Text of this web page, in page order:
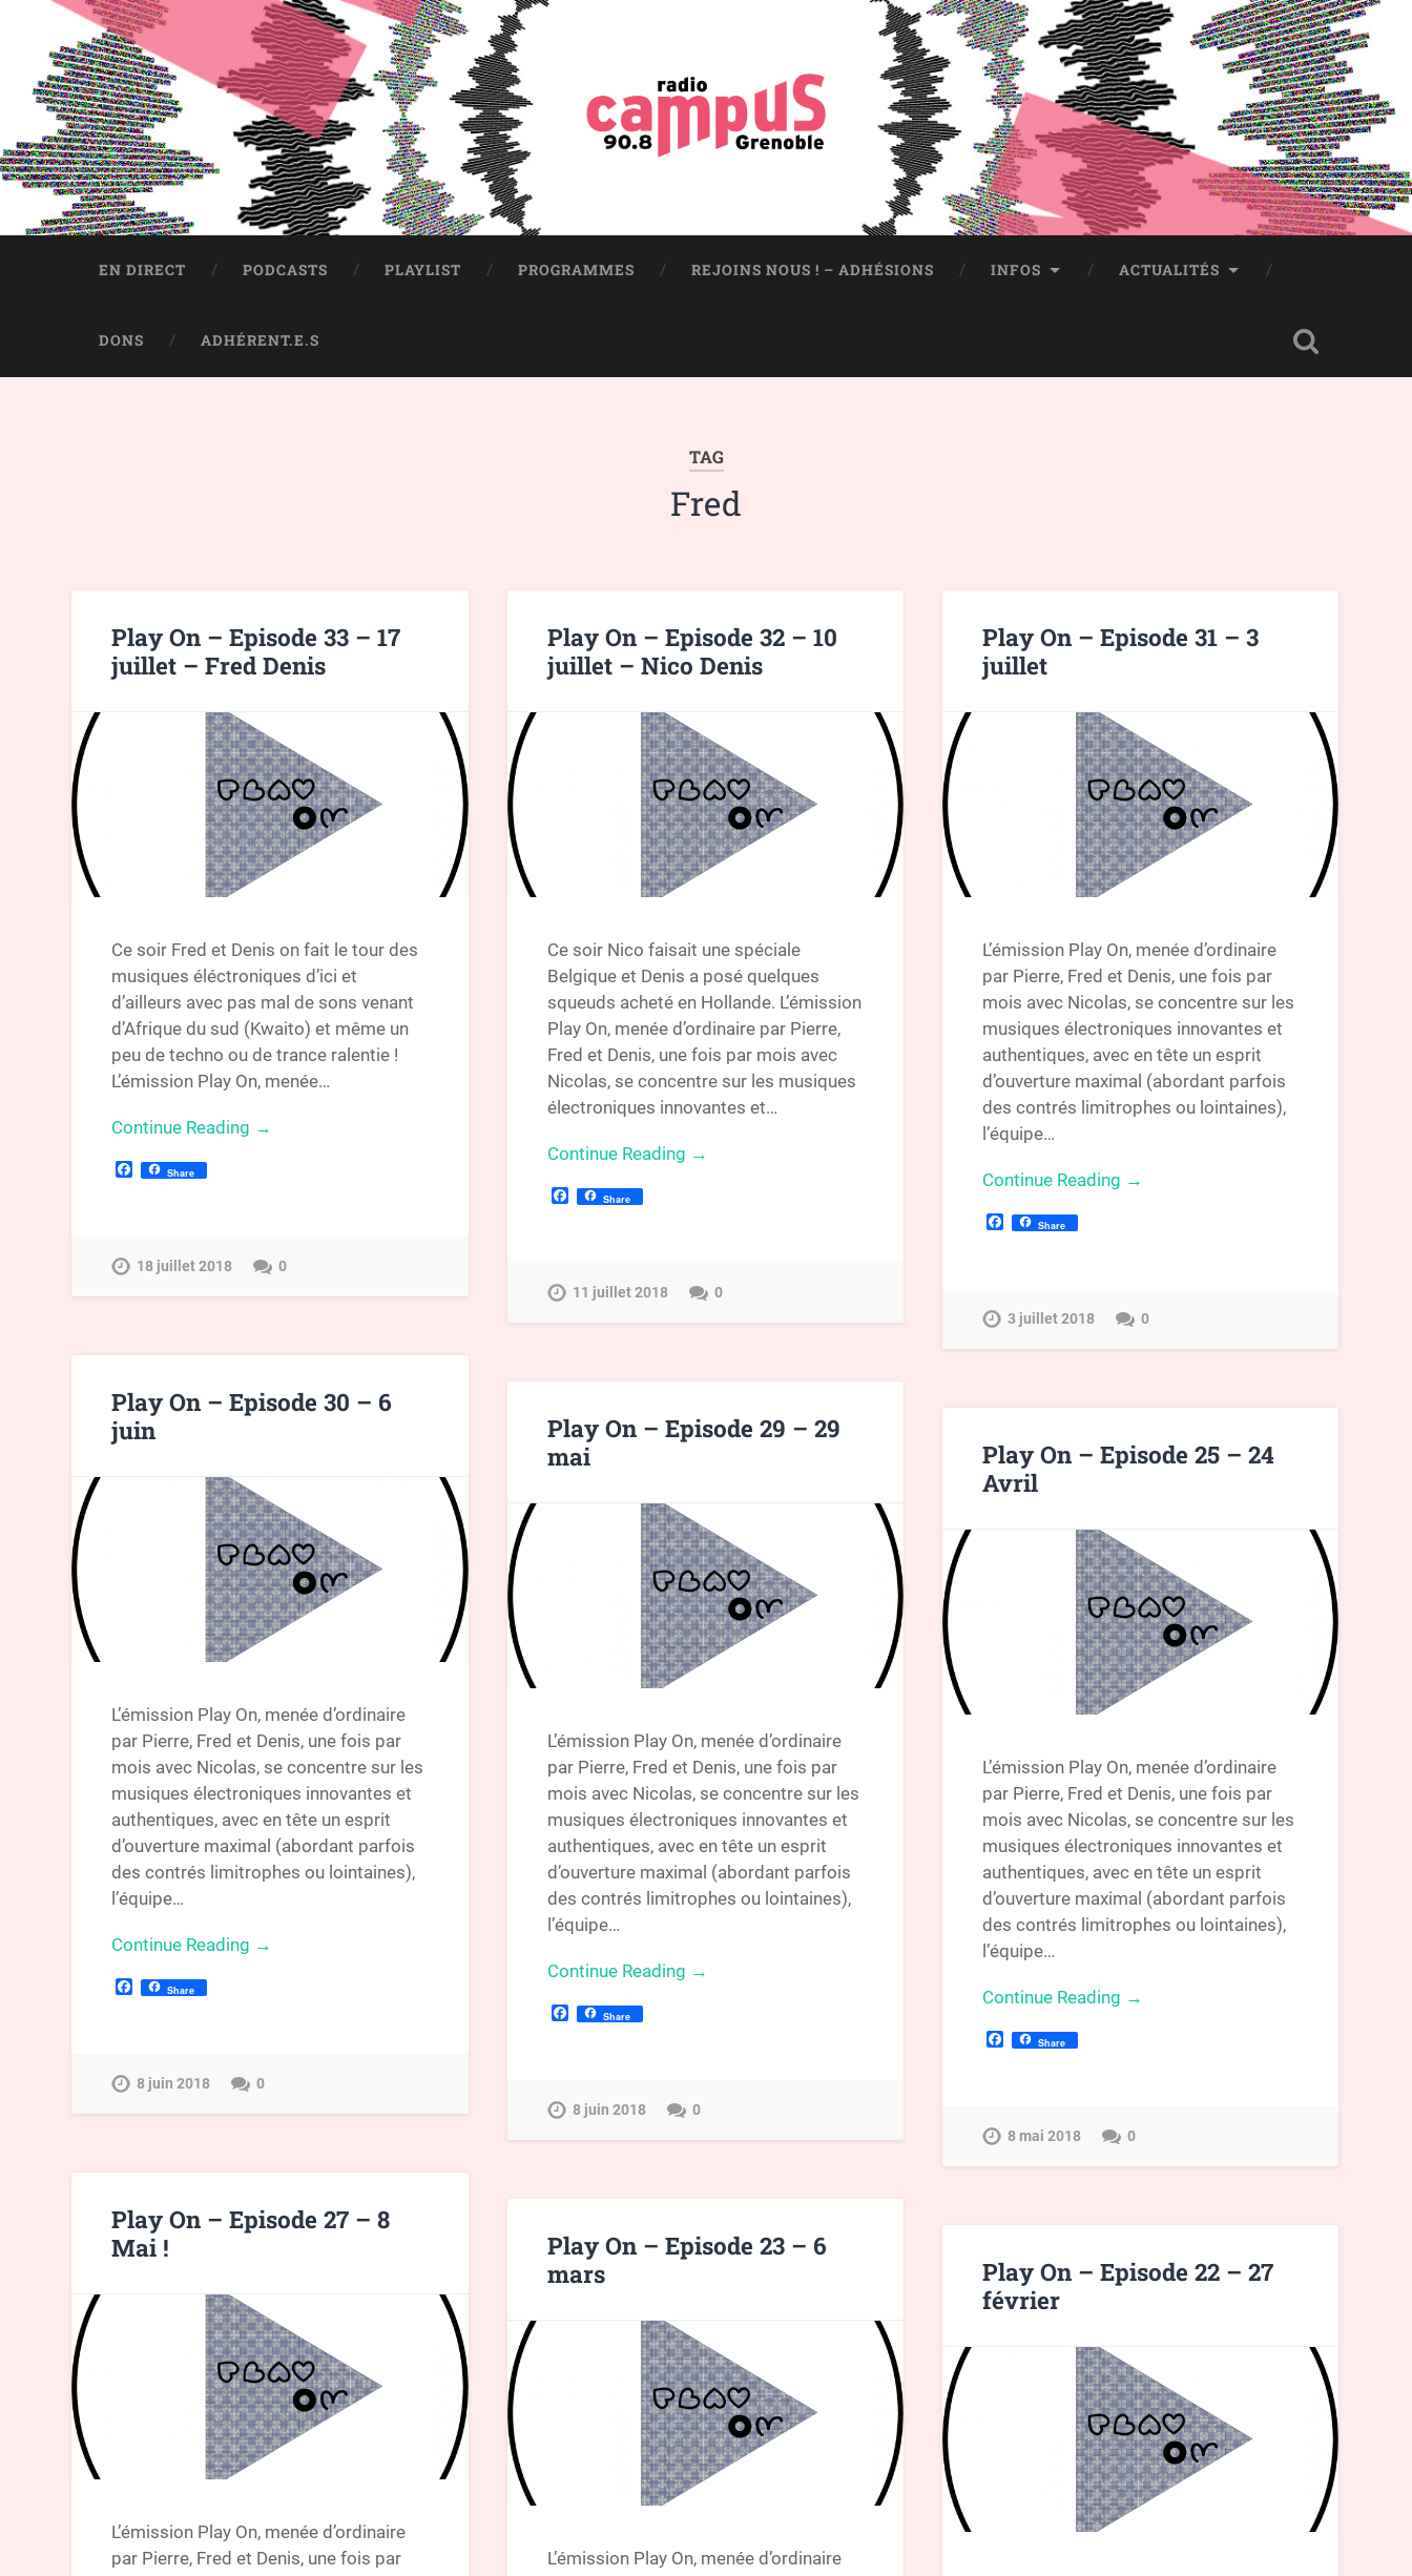
EN DIRECT PODCASTS PLAYLIST PROGRAMMES REJOINS NOUS ! – ADHÉSIONS INFOS ACTUALITÉS
DONS ADHÉRENT.E.S
TAG
Fred
Play On – Episode 33 – 17
juillet – Fred Denis
Ce soir Fred et Denis on fait le tour des
musiques éléctroniques d’ici et
d’ailleurs avec pas mal de sons venant
d’Afrique du sud (Kwaito) et même un
peu de techno ou de trance ralentie !
L’émission Play On, menée…
Continue Reading →
Facebook
Share
18 juillet 2018 0
Play On – Episode 32 – 10
juillet – Nico Denis
Ce soir Nico faisait une spéciale
Belgique et Denis a posé quelques
squeuds acheté en Hollande. L’émission
Play On, menée d’ordinaire par Pierre,
Fred et Denis, une fois par mois avec
Nicolas, se concentre sur les musiques
électroniques innovantes et…
Continue Reading →
Facebook
Share
11 juillet 2018 0
Play On – Episode 31 – 3
juillet
L’émission Play On, menée d’ordinaire
par Pierre, Fred et Denis, une fois par
mois avec Nicolas, se concentre sur les
musiques électroniques innovantes et
authentiques, avec en tête un esprit
d’ouverture maximal (abordant parfois
des contrés limitrophes ou lointaines),
l’équipe…
Continue Reading →
Facebook
Share
3 juillet 2018 0
Play On – Episode 30 – 6
juin
L’émission Play On, menée d’ordinaire
par Pierre, Fred et Denis, une fois par
mois avec Nicolas, se concentre sur les
musiques électroniques innovantes et
authentiques, avec en tête un esprit
d’ouverture maximal (abordant parfois
des contrés limitrophes ou lointaines),
l’équipe…
Continue Reading →
Facebook
Share
8 juin 2018 0
Play On – Episode 29 – 29
mai
L’émission Play On, menée d’ordinaire
par Pierre, Fred et Denis, une fois par
mois avec Nicolas, se concentre sur les
musiques électroniques innovantes et
authentiques, avec en tête un esprit
d’ouverture maximal (abordant parfois
des contrés limitrophes ou lointaines),
l’équipe…
Continue Reading →
Facebook
Share
8 juin 2018 0
Play On – Episode 25 – 24
Avril
L’émission Play On, menée d’ordinaire
par Pierre, Fred et Denis, une fois par
mois avec Nicolas, se concentre sur les
musiques électroniques innovantes et
authentiques, avec en tête un esprit
d’ouverture maximal (abordant parfois
des contrés limitrophes ou lointaines),
l’équipe…
Continue Reading →
Facebook
Share
8 mai 2018 0
Play On – Episode 27 – 8
Mai !
L’émission Play On, menée d’ordinaire
par Pierre, Fred et Denis, une fois par
Play On – Episode 23 – 6
mars
L’émission Play On, menée d’ordinaire
Play On – Episode 22 – 27
février